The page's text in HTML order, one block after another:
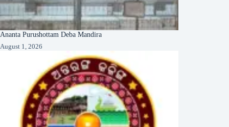
Ananta Purushottam Deba Mandira
August 1, 2026